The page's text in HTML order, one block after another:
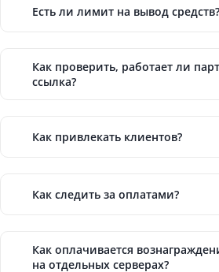
Есть ли лимит на вывод средств?
Как проверить, работает ли
ссылка?
Как привлекать клиентов?
Как следить за оплатами?
Как оплачивается
на отдельных серверах?